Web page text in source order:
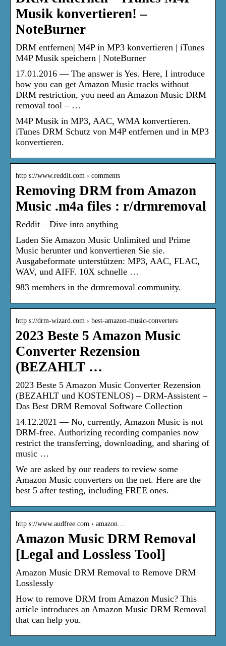
Musik konvertieren! –
NoteBurner
DRM entfernen| M4P in MP3 konvertieren | iTunes
M4P Musik speichern | NoteBurner
17.01.2016 — The answer is Yes. Here, I introduce
how you can get Amazon Music tracks without
DRM restriction, you need an Amazon Music DRM
removal tool – …
M4P Musik in MP3, AAC, WMA konvertieren.
iTunes DRM Schutz von M4P entfernen und in MP3
konvertieren.
http s://www.reddit.com › comments
Removing DRM from Amazon
Music .m4a files : r/drmremoval
Reddit – Dive into anything
Laden Sie Amazon Music Unlimited und Prime
Music herunter und konvertieren Sie sie.
Ausgabeformate unterstützen: MP3, AAC, FLAC,
WAV, und AIFF. 10X schnelle …
983 members in the drmremoval community.
http s://drm-wizard.com › best-amazon-music-converters
2023 Beste 5 Amazon Music
Converter Rezension
(BEZAHLT …
2023 Beste 5 Amazon Music Converter Rezension
(BEZAHLT und KOSTENLOS) – DRM-Assistent –
Das Best DRM Removal Software Collection
14.12.2021 — No, currently, Amazon Music is not
DRM-free. Authorizing recording companies now
restrict the transferring, downloading, and sharing of
music …
We are asked by our readers to review some
Amazon Music converters on the net. Here are the
best 5 after testing, including FREE ones.
http s://www.audfree.com › amazon…
Amazon Music DRM Removal
[Legal and Lossless Tool]
Amazon Music DRM Removal to Remove DRM
Losslessly
How to remove DRM from Amazon Music? This
article introduces an Amazon Music DRM Removal
that can help you.